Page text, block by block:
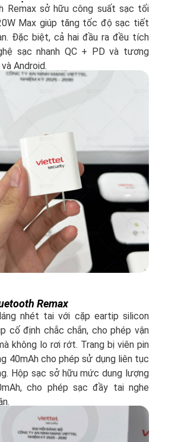
Remax sở hữu công suất sạc tối
Max giúp tăng tốc độ sạc tiết
Đặc biệt, cả hai đầu ra đều tích
sạc nhanh QC + PD và tương
Android.
Remax
nhét tai với cặp eartip silicon
cố định chắc chắn, cho phép vận
không lo rơi rớt. Trang bị viên pin
40mAh cho phép sử dụng liên tục
Hộp sạc sở hữu mức dung lượng
cho phép sạc đầy tai nghe